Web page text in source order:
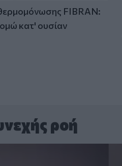
FIBRAN:
κατ' ουσίαν
ροή